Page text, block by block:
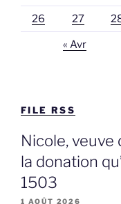
26 27
« Avr
FILE RSS
Nicole, veuve
la donation
1503
1 AOÛT 2026